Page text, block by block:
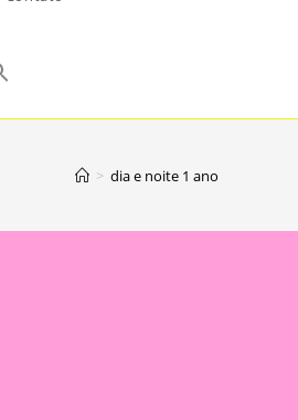
> dia e noite 1 ano